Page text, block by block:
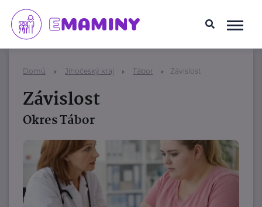
Domů Jihočeský kraj Tábor Závislost
Závislost
Okres Tábor